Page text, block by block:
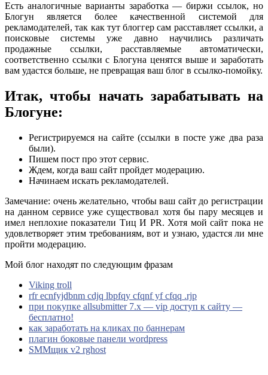
Есть аналогичные варианты заработка — биржи ссылок, но
Блогун является более качественной системой для
рекламодателей, так как тут блоггер сам расставляет ссылки, а
поисковые системы уже давно научились различать
продажные ссылки, расставляемые автоматически,
соответственно ссылки с Блогуна ценятся выше и заработать
вам удастся больше, не превращая ваш блог в ссылко-помойку.
Итак, чтобы начать зарабатывать на
Блогуне:
Регистрируемся на сайте (ссылки в посте уже два раза
были).
Пишем пост про этот сервис.
Ждем, когда ваш сайт пройдет модерацию.
Начинаем искать рекламодателей.
Замечание: очень желательно, чтобы ваш сайт до регистрации
на данном сервисе уже существовал хотя бы пару месяцев и
имел неплохие показатели Тиц И PR. Хотя мой сайт пока не
удовлетворяет этим требованиям, вот и узнаю, удастся ли мне
пройти модерацию.
Мой блог находят по следующим фразам
Viking troll
rfr ecnfyjdbnm cdjq lbpfqy cfqnf yf cfqq .rjp
при покупке allsubmitter 7.x — vip доступ к сайту —
бесплатно!
как заработать на кликах по баннерам
плагин боковые панели wordpress
SMMщик v2 rghost